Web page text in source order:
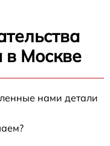
в Москве
нами детали